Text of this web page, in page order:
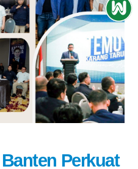
Perkuat